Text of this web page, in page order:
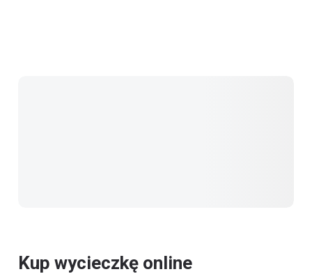
Kup wycieczkę online